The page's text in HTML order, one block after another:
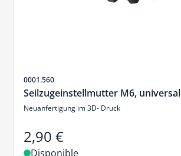
SKU
0001.560
Seilzugeinstellmutter M6, universal
Neuanfertigung im 3D- Druck
2,90 €
Disponible